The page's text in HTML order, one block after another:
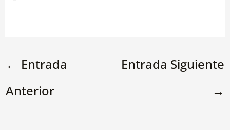
← Entrada
Anterior
Entrada Siguiente
→